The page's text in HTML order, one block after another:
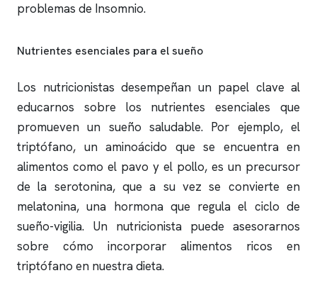
problemas de Insomnio.
Nutrientes esenciales para el sueño
Los nutricionistas desempeñan un papel clave al
educarnos sobre los nutrientes esenciales que
promueven un sueño saludable. Por ejemplo, el
triptófano, un aminoácido que se encuentra en
alimentos como el pavo y el pollo, es un precursor
de la serotonina, que a su vez se convierte en
melatonina, una hormona que regula el ciclo de
sueño-vigilia. Un nutricionista puede asesorarnos
sobre cómo incorporar alimentos ricos en
triptófano en nuestra dieta.